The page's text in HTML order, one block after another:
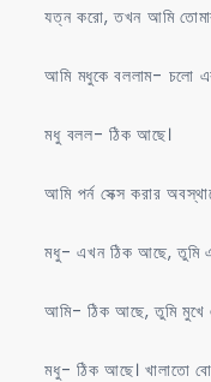
যত্ন করো, তখন আমি
আমি মধুকে বললাম- চলো
মধু বলল- ঠিক আছে।
আমি পর্ন সেক্স করার
মধু- এখন ঠিক আছে, তুমি
আমি- ঠিক আছে, তুমি মুখে
মধু- ঠিক আছে। খালাতো